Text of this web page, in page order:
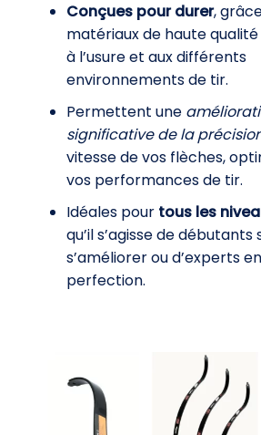
Conçues pour durer,
matériaux de haute
à l’usure et aux différents
environnements de tir.
Permettent une
significative de la
vitesse de vos flèches,
vos performances de tir.
Idéales pour tous les
qu’il s’agisse de
s’améliorer ou d’experts
perfection.